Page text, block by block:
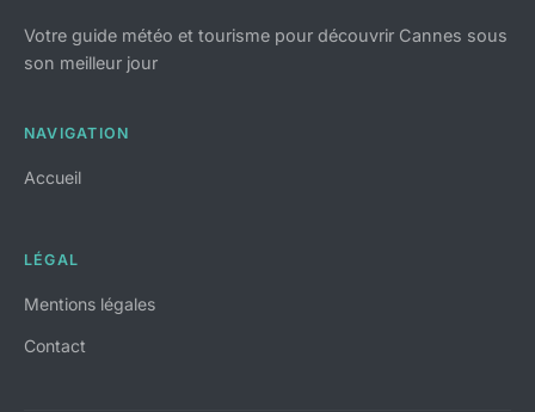
Votre guide météo et tourisme pour découvrir Cannes sous
son meilleur jour
NAVIGATION
Accueil
LÉGAL
Mentions légales
Contact